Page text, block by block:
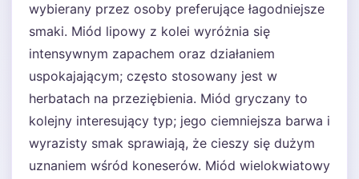
wybierany przez osoby preferujące łagodniejsze
smaki. Miód lipowy z kolei wyróżnia się
intensywnym zapachem oraz działaniem
uspokajającym; często stosowany jest w
herbatach na przeziębienia. Miód gryczany to
kolejny interesujący typ; jego ciemniejsza barwa i
wyrazisty smak sprawiają, że cieszy się dużym
uznaniem wśród koneserów. Miód wielokwiatowy